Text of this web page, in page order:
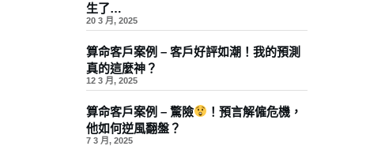
生了…
20 3 月, 2025
算命客戶案例 – 客戶好評如潮！我的預測
真的這麼神？
12 3 月, 2025
算命客戶案例 – 驚險
！預言解僱危機，
他如何逆風翻盤？
7 3 月, 2025